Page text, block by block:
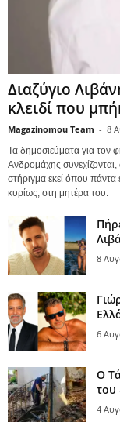
Διαζύγιο
κλειδί που
Magazinomou Team - 8
Τα δημοσιεύματα για τον
Ανδρομάχης
στήριγμα εκεί όπου πάντα
κυρίως, στη μητέρα του.
8
6
Ο
του
4